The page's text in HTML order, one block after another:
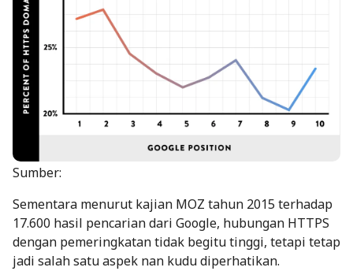
Sumber:
Sementara menurut kajian MOZ tahun 2015 terhadap
17.600 hasil pencarian dari Google, hubungan HTTPS
dengan pemeringkatan tidak begitu tinggi, tetapi tetap
jadi salah satu aspek nan kudu diperhatikan.